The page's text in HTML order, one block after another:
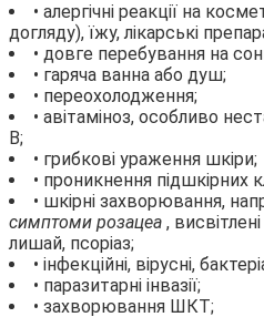
• алергічні реакції на
догляду), їжу, лікарські
• довге перебування на
• гаряча ванна або душ;
• переохолодження;
• авітаміноз, особливо
В;
• грибкові ураження шкіри;
• проникнення підшкірних
• шкірні захворювання,
симптоми розацеа ,
лишай, псоріаз;
• інфекційні, вірусні,
• паразитарні інвазії;
• захворювання ШКТ;